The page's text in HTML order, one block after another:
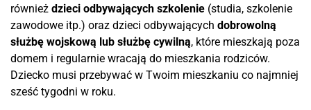
również dzieci odbywających szkolenie (studia, szkolenie
zawodowe itp.) oraz dzieci odbywających dobrowolną
służbę wojskową lub służbę cywilną, które mieszkają poza
domem i regularnie wracają do mieszkania rodziców.
Dziecko musi przebywać w Twoim mieszkaniu co najmniej
sześć tygodni w roku.